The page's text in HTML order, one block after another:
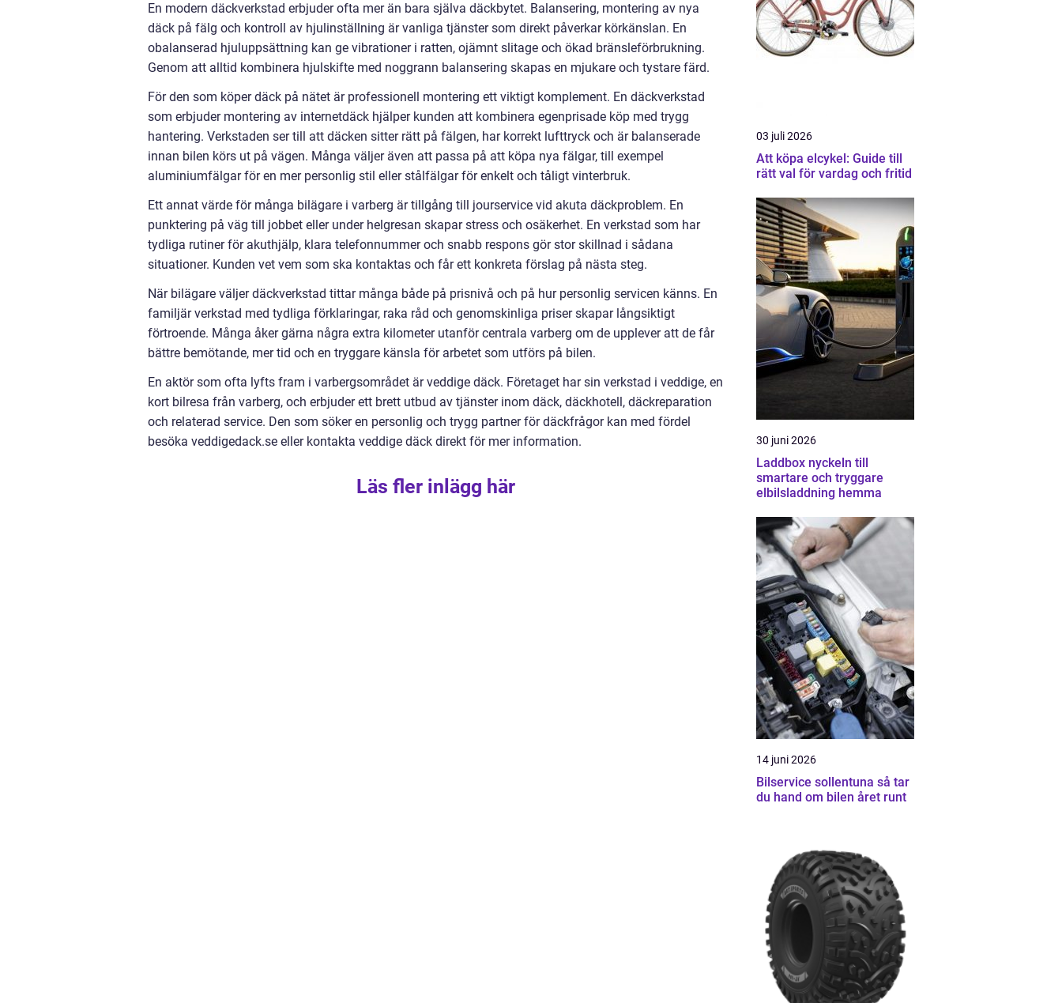
En modern däckverkstad erbjuder ofta mer än bara själva däckbytet. Balansering, montering av nya
däck på fälg och kontroll av hjulinställning är vanliga tjänster som direkt påverkar körkänslan. En
obalanserad hjuluppsättning kan ge vibrationer i ratten, ojämnt slitage och ökad bränsleförbrukning.
Genom att alltid kombinera hjulskifte med noggrann balansering skapas en mjukare och tystare färd.
För den som köper däck på nätet är professionell montering ett viktigt komplement. En däckverkstad
som erbjuder montering av internetdäck hjälper kunden att kombinera egenprisade köp med trygg
hantering. Verkstaden ser till att däcken sitter rätt på fälgen, har korrekt lufttryck och är balanserade
innan bilen körs ut på vägen. Många väljer även att passa på att köpa nya fälgar, till exempel
aluminiumfälgar för en mer personlig stil eller stålfälgar för enkelt och tåligt vinterbruk.
Ett annat värde för många bilägare i varberg är tillgång till jourservice vid akuta däckproblem. En
punktering på väg till jobbet eller under helgresan skapar stress och osäkerhet. En verkstad som har
tydliga rutiner för akuthjälp, klara telefonnummer och snabb respons gör stor skillnad i sådana
situationer. Kunden vet vem som ska kontaktas och får ett konkreta förslag på nästa steg.
När bilägare väljer däckverkstad tittar många både på prisnivå och på hur personlig servicen känns. En
familjär verkstad med tydliga förklaringar, raka råd och genomskinliga priser skapar långsiktigt
förtroende. Många åker gärna några extra kilometer utanför centrala varberg om de upplever att de får
bättre bemötande, mer tid och en tryggare känsla för arbetet som utförs på bilen.
En aktör som ofta lyfts fram i varbergsområdet är veddige däck. Företaget har sin verkstad i veddige, en
kort bilresa från varberg, och erbjuder ett brett utbud av tjänster inom däck, däckhotell, däckreparation
och relaterad service. Den som söker en personlig och trygg partner för däckfrågor kan med fördel
besöka veddigedack.se eller kontakta veddige däck direkt för mer information.
Läs fler inlägg här
03 juli 2026
Att köpa elcykel: Guide till
rätt val för vardag och fritid
30 juni 2026
Laddbox nyckeln till
smartare och tryggare
elbilsladdning hemma
14 juni 2026
Bilservice sollentuna så tar
du hand om bilen året runt